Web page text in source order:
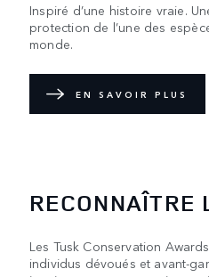
Inspiré d’une histoire vraie.
protection de l’une des
monde.
EN SAVOIR PLUS
RECONNAÎTRE
Les Tusk Conservation
individus dévoués et avant-